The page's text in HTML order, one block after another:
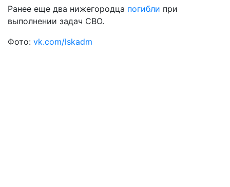
Ранее еще два нижегородца погибли при
выполнении задач СВО.
Фото: vk.com/lskadm